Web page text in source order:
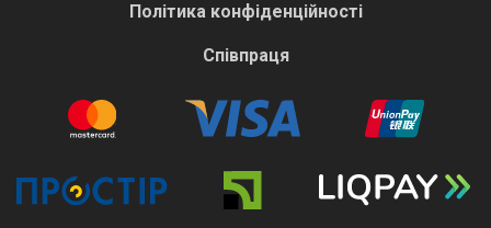
Політика конфіденційності
Співпраця